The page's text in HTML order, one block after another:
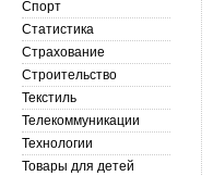
Спорт
Статистика
Страхование
Строительство
Текстиль
Телекоммуникации
Технологии
Товары для детей